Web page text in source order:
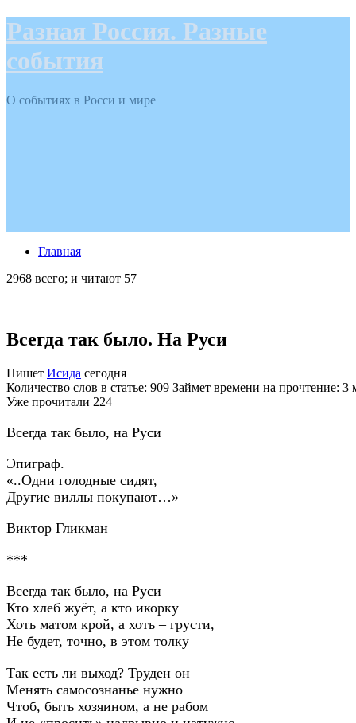
Разная Россия. Разные
события
О событиях в Росси и мире
Главная
2968 всего; и читают 57
Всегда так было. На Руси
Пишет Исида сегодня
Количество слов в статье: 909 Займет времени на прочтение:
Уже прочитали 224
Всегда так было, на Руси
Эпиграф.
«..Одни голодные сидят,
Другие виллы покупают…»
Виктор Гликман
***
Всегда так было, на Руси
Кто хлеб жуёт, а кто икорку
Хоть матом крой, а хоть – грусти,
Не будет, точно, в этом толку
Так есть ли выход? Труден он
Менять самосознанье нужно
Чтоб, быть хозяином, а не рабом